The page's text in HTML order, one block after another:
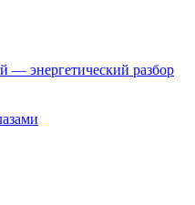
энергетический разбор